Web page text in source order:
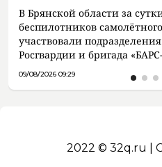
В Брянской области за
беспилотников
участвовали
Росгвардии и бригада
09/08/2026 09:29
2022 © 32q.ru |